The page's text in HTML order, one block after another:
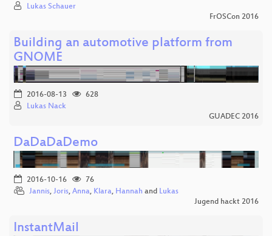
Lukas Schauer
FrOSCon 2016
Building an automotive platform from
GNOME
2016-08-13
628
Lukas Nack
GUADEC 2016
DaDaDaDemo
2016-10-16
76
Jannis, Joris, Anna, Klara, Hannah and Lukas
Jugend hackt 2016
InstantMail